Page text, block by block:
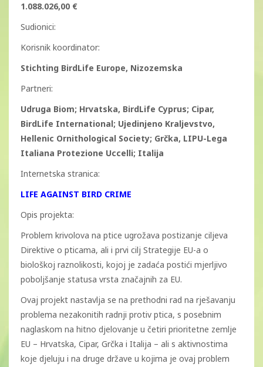
1.088.026,00 €
Sudionici:
Korisnik koordinator:
Stichting BirdLife Europe, Nizozemska
Partneri:
Udruga Biom; Hrvatska, BirdLife Cyprus; Cipar,
BirdLife International; Ujedinjeno Kraljevstvo,
Hellenic Ornithological Society; Grčka, LIPU-Lega
Italiana Protezione Uccelli; Italija
Internetska stranica:
LIFE AGAINST BIRD CRIME
Opis projekta:
Problem krivolova na ptice ugrožava postizanje ciljeva
Direktive o pticama, ali i prvi cilj Strategije EU-a o
biološkoj raznolikosti, kojoj je zadaća postići mjerljivo
poboljšanje statusa vrsta značajnih za EU.
Ovaj projekt nastavlja se na prethodni rad na rješavanju
problema nezakonitih radnji protiv ptica, s posebnim
naglaskom na hitno djelovanje u četiri prioritetne zemlje
EU – Hrvatska, Cipar, Grčka i Italija – ali s aktivnostima
koje djeluju i na druge države u kojima je ovaj problem